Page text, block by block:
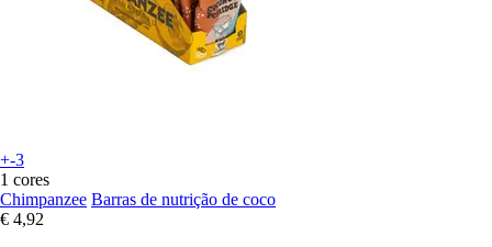
+-3
1 cores
Chimpanzee Barras de nutrição de coco
€ 4,92